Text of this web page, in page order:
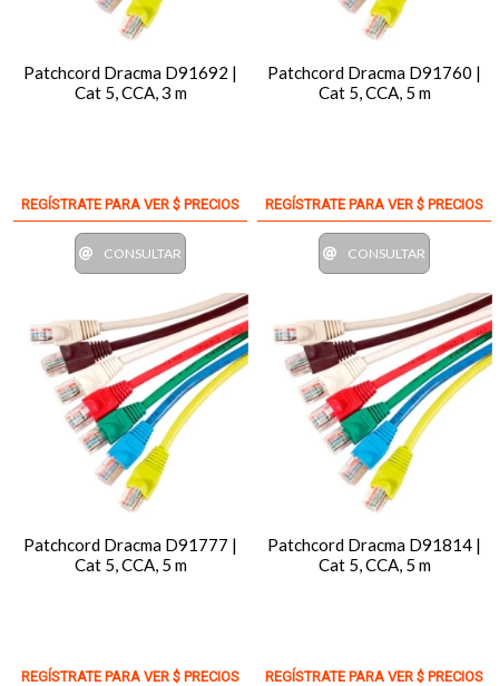
Patchcord Dracma D91692 |
Cat 5, CCA, 3 m
REGÍSTRATE PARA VER $ PRECIOS
CONSULTAR
Patchcord Dracma D91760 |
Cat 5, CCA, 5 m
REGÍSTRATE PARA VER $ PRECIOS
CONSULTAR
Patchcord Dracma D91777 |
Cat 5, CCA, 5 m
REGÍSTRATE PARA VER $ PRECIOS
Patchcord Dracma D91814 |
Cat 5, CCA, 5 m
REGÍSTRATE PARA VER $ PRECIOS